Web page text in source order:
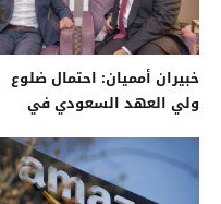
خبيران أمميان: احتمال ضلوع
ولي العهد السعودي في